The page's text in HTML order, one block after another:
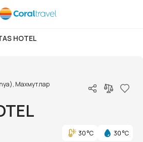
HOTEL
Махмутлар
30 °C
30 °C